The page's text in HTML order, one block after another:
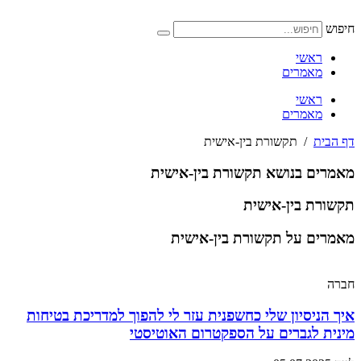
לתוכן
חיפוש
ראשי
מאמרים
ראשי
מאמרים
דף הבית / תקשורת בין-אישית
מאמרים בנושא תקשורת בין-אישית
תקשורת בין-אישית
מאמרים על תקשורת בין-אישית
חברה
איך הניסיון שלי כחשפנית עזר לי להפוך למדריכת בטיחות
מינית לגברים על הספקטרום האוטיסטי